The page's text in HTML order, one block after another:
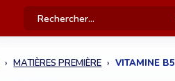
MATIÈRES PREMIÈRE VITAMINE B5